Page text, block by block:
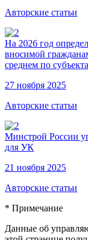
Авторские статьи
На 2026 год
вносимой
среднем по
27 ноября 2025
Авторские статьи
Минстрой России
для УК
21 ноября 2025
Авторские статьи
* Примечание
Данные об